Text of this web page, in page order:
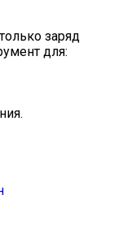
заряд
для: